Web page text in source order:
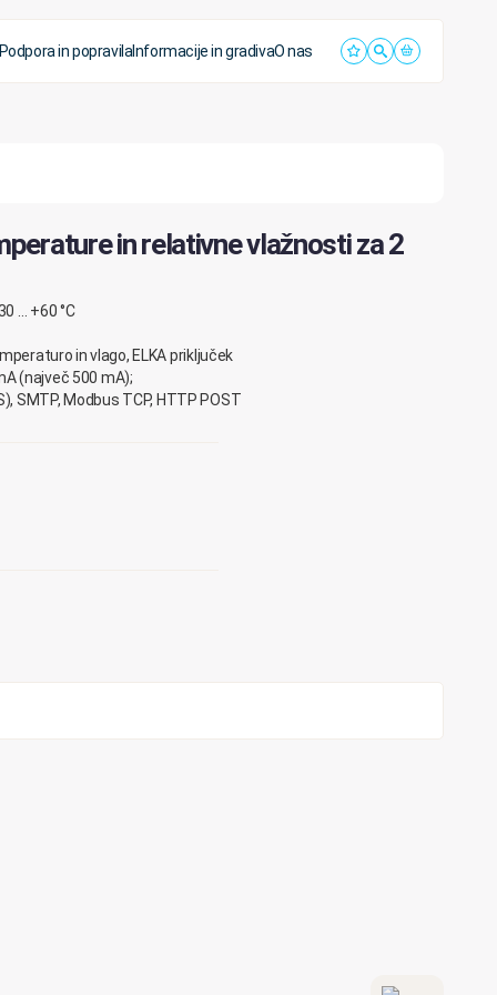
in popravilaInformacije in gradivaO nas
in relativne vlažnosti za 2
… +60 °C
in vlago, ELKA priključek
(največ 500 mA);
SMTP, Modbus TCP, HTTP POST